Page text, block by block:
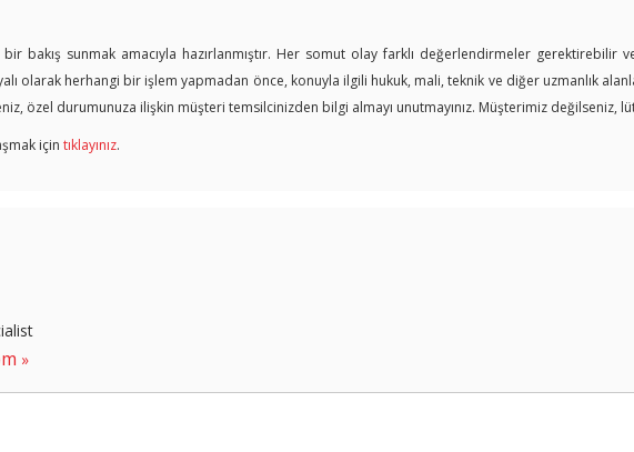
bakış sunmak amacıyla hazırlanmıştır. Her somut olay farklı değerlendirmeler
olarak herhangi bir işlem yapmadan önce, konuyla ilgili hukuk, mali, teknik ve diğer uzmanlık
özel durumunuza ilişkin müşteri temsilcinizden bilgi almayı unutmayınız. Müşterimiz değilseniz,
için tıklayınız.